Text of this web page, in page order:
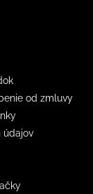
od zmluvy
údajov